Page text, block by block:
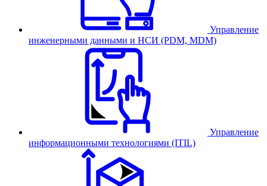
Управление
инженерными данными и НСИ (PDM, MDM)
Управление
информационными технологиями (ITIL)